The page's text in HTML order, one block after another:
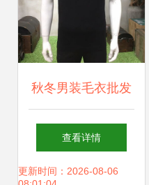
秋冬男装毛衣批发
指南 精选尾货折扣
货源助力商家赢在
查看详情
更新时间：2026-08-06